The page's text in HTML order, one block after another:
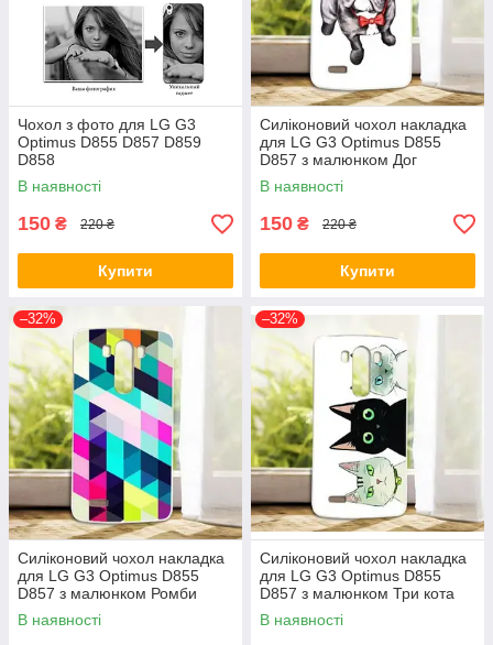
Чохол з фото для LG G3
Optimus D855 D857 D859
D858
В наявності
150 ₴ 220 ₴
Купити
Силіконовий чохол накладка
для LG G3 Optimus D855
D857 з малюнком Дог
В наявності
150 ₴ 220 ₴
Купити
–32%
Силіконовий чохол накладка
для LG G3 Optimus D855
D857 з малюнком Ромби
В наявності
–32%
Силіконовий чохол накладка
для LG G3 Optimus D855
D857 з малюнком Три кота
В наявності